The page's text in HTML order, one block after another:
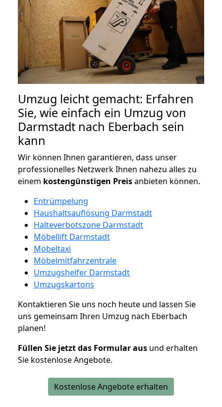
Umzug leicht gemacht: Erfahren
Sie, wie einfach ein Umzug von
Darmstadt nach Eberbach sein
kann
Wir können Ihnen garantieren, dass unser
professionelles Netzwerk Ihnen nahezu alles zu
einem kostengünstigen Preisanbieten können.
Entrümpelung
Haushaltsauflösung Darmstadt
Halteverbotszone Darmstadt
Möbellift Darmstadt
Möbeltaxi
Möbelmitfahrzentrale
Umzugshelfer Darmstadt
Umzugskartons
Kontaktieren Sie uns noch heute und lassen Sie
uns gemeinsam Ihren Umzug nach Eberbach
planen!
Füllen Sie jetzt das Formular aus und erhalten
Sie kostenlose Angebote.
Kostenlose Angebote erhalten